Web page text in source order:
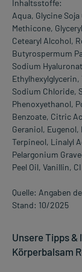
Inhaltsstoffe:
Aqua, Glycine
Methicone,
Cetearyl Alcohol,
Butyrospermum
Sodium
Sodium Chloride,
Phenoxyethanol,
Benzoate, Citric
Geraniol,
Terpineol, Linalyl
Pelargonium
Peel Oil, Vanillin,
Quelle: Angaben
Stand: 10/2025
Unsere Tipps
Körperbalsam